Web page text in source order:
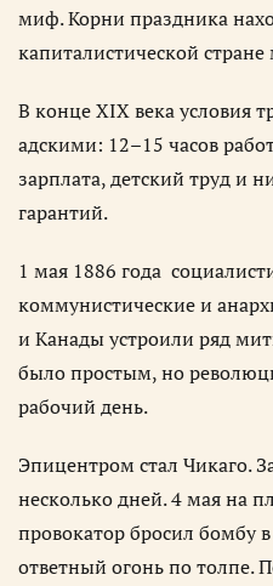
миф. Корни праздника
капиталистической
В конце XIX века условия
адскими: 12–15 часов
зарплата, детский труд и
гарантий.
1 мая 1886 года
коммунистические и
и Канады устроили ряд
было простым, но
рабочий день.
Эпицентром стал Чикаго.
несколько дней. 4 мая на
провокатор бросил бомбу
ответный огонь по толпе.